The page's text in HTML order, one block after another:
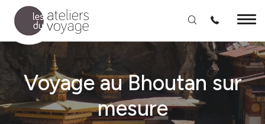
Aller au contenu principal
Voyage au Bhoutan sur
mesure